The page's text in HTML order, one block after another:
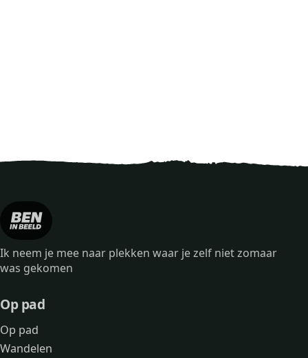
Ik neem je mee naar plekken waar je zelf niet zomaar
was gekomen
Op pad
Op pad
Wandelen